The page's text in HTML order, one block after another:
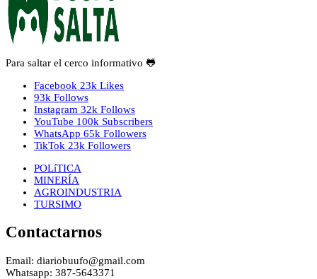
Para saltar el cerco informativo 🐸
Facebook 23k Likes
93k Follows
Instagram 32k Follows
YouTube 100k Subscribers
WhatsApp 65k Followers
TikTok 23k Followers
POLíTICA
MINERÍA
AGROINDUSTRIA
TURSIMO
Contactarnos
Email: diariobuufo@gmail.com
Whatsapp: 387-5643371